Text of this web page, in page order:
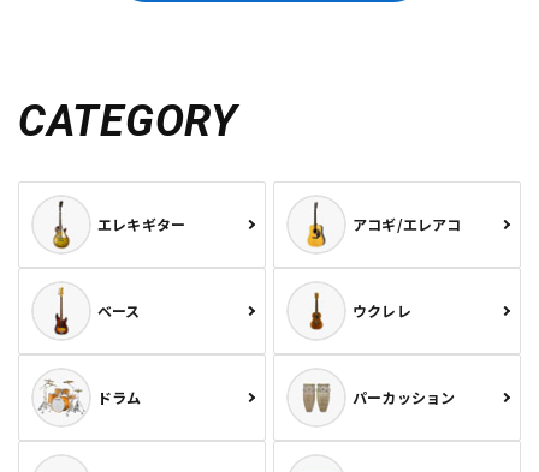
CATEGORY
エレキギター アコギ/エレアコ
ベース ウクレレ
ドラム パーカッション